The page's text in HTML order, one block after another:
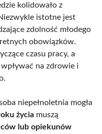
kolidowało z
istotne jest
zdolność młodego
obowiązków.
czasu pracy, a
na zdrowie i
niepełnoletnia mogła
życia muszą
lub opiekunów